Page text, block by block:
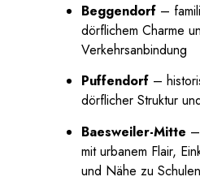
Beggendorf –
dörflichem Charme
Verkehrsanbindung
Puffendorf –
dörflicher Struktur
Baesweiler-Mitte
mit urbanem Flair,
und Nähe zu Schulen